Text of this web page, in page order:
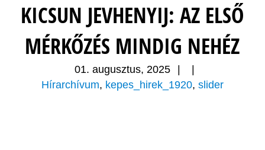
KICSUN JEVHENYIJ: AZ ELSŐ
MÉRKŐZÉS MINDIG NEHÉZ
01. augusztus, 2025
Hírarchívum, kepes_hirek_1920, slider